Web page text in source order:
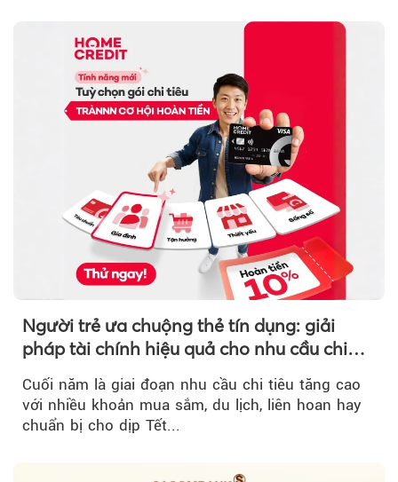
Người trẻ ưa chuộng thẻ tín dụng: giải
pháp tài chính hiệu quả cho nhu cầu chi
Cuối năm là giai đoạn nhu cầu chi tiêu tăng cao
với nhiều khoản mua sắm, du lịch, liên hoan hay
chuẩn bị cho dịp Tết...